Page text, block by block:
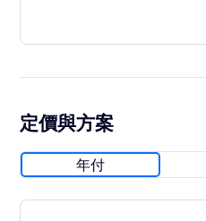
定價與方案
年付